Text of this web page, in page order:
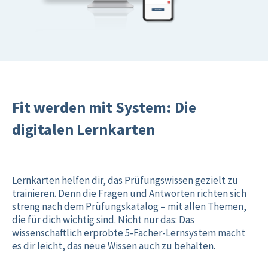
Fit werden mit System: Die
digitalen Lernkarten
Lernkarten helfen dir, das Prüfungswissen gezielt zu
trainieren. Denn die Fragen und Antworten richten sich
streng nach dem Prüfungskatalog – mit allen Themen,
die für dich wichtig sind. Nicht nur das: Das
wissenschaftlich erprobte 5-Fächer-Lernsystem macht
es dir leicht, das neue Wissen auch zu behalten.